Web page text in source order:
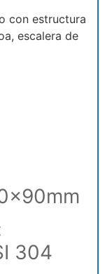
con estructura
escalera de
304